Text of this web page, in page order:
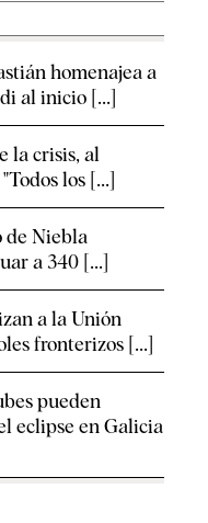
homenajea a
al inicio [...]
la crisis, al
los [...]
de Niebla
a 340 [...]
a la Unión
fronterizos [...]
pueden
eclipse en Galicia